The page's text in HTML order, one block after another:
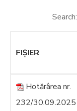
Search:
FIȘIER
Hotărârea nr.
232/30.09.2025